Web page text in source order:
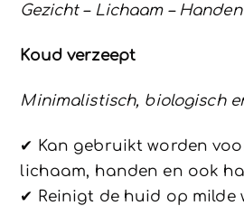
Gezicht – Lichaam –
Koud verzeept
Minimalistisch, biologisch
✔ Kan gebruikt worden
lichaam, handen en ook
✔ Reinigt de huid op milde